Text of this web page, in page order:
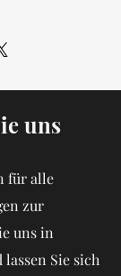
%),
uns
für alle
zur
uns in
Sie sich